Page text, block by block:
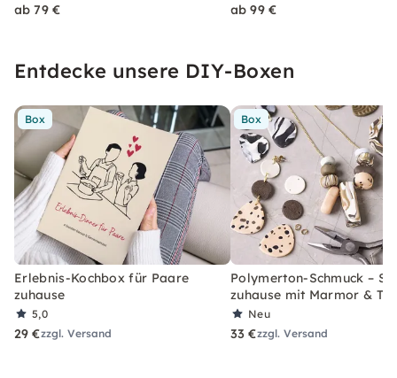
ab 79 € ab 99 €
Entdecke unsere DIY-Boxen
Box
Erlebnis-Kochbox für Paare
zuhause
5,0
29 €zzgl. Versand
Box
Polymerton-Schmuck –
zuhause mit Marmor &
Neu
33 €zzgl. Versand